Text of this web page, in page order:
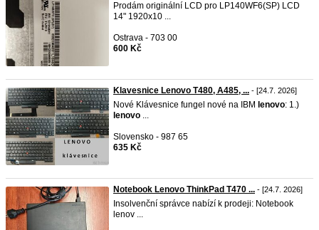
Prodám originální LCD pro LP140WF6(SP) LCD
14" 1920x10 ...
Ostrava - 703 00
600 Kč
Klavesnice Lenovo T480, A485, ... - [24.7. 2026]
Nové Klávesnice fungel nové na IBM lenovo: 1.)
lenovo ...
Slovensko - 987 65
635 Kč
Notebook Lenovo ThinkPad T470 ... - [24.7. 2026]
Insolvenční správce nabízí k prodeji: Notebook
lenov ...